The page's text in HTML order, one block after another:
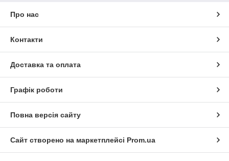
Про нас
Контакти
Доставка та оплата
Графік роботи
Повна версія сайту
Сайт створено на маркетплейсі Prom.ua